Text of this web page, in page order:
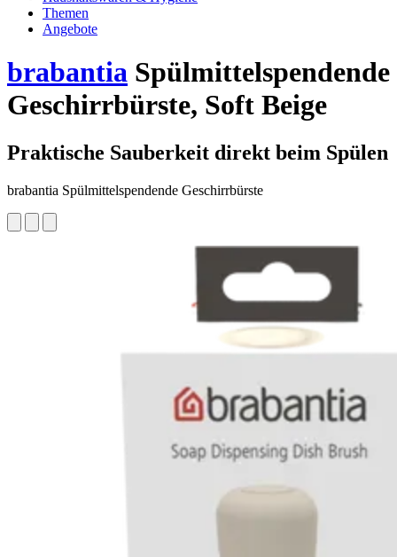
Themen
Angebote
brabantia Spülmittelspendende
Geschirrbürste, Soft Beige
Praktische Sauberkeit direkt beim Spülen
brabantia Spülmittelspendende Geschirrbürste